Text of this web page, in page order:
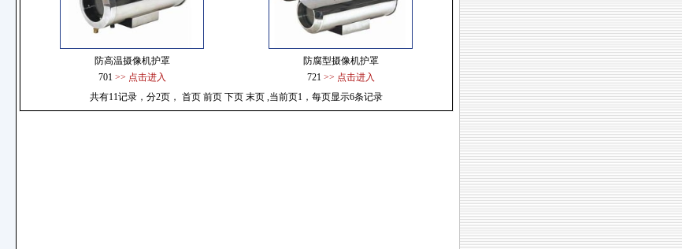
防高温摄像机护罩
701 >> 点击进入
防腐型摄像机护罩
721 >> 点击进入
共有11记录，分2页， 首页 前页 下页 末页 ,当前页1，每页显示6条记录